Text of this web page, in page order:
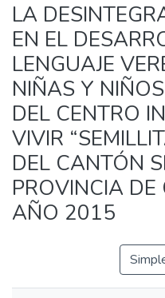
LA
EN EL
LENGUAJE
NIÑAS Y
DEL CENTRO
VIVIR
DEL CANTÓN
PROVINCIA DE
AÑO 2015